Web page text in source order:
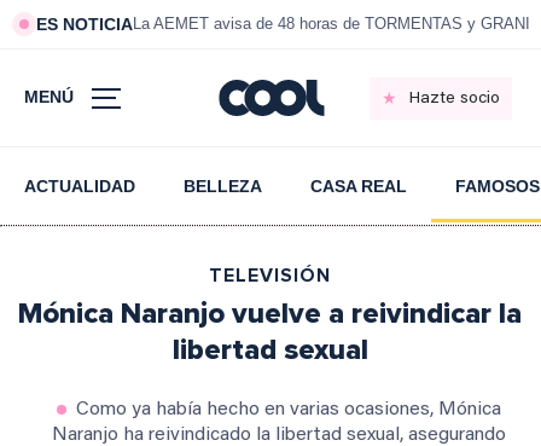
ES NOTICIALa AEMET avisa de 48 horas de TORMENTAS y
MENÚ Hazte socio
ACTUALIDAD BELLEZA CASA REAL FAMOSOS
TELEVISIÓN
Mónica Naranjo vuelve a reivindicar la
libertad sexual
Como ya había hecho en varias ocasiones, Mónica
Naranjo ha reivindicado la libertad sexual, asegurando